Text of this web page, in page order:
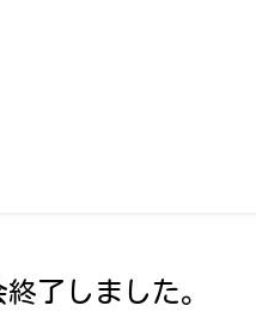
了しました。